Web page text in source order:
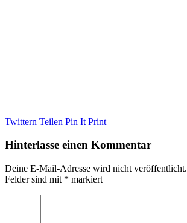
Twittern Teilen Pin It Print
Hinterlasse einen Kommentar
Deine E-Mail-Adresse wird nicht veröffentlicht.
Felder sind mit * markiert